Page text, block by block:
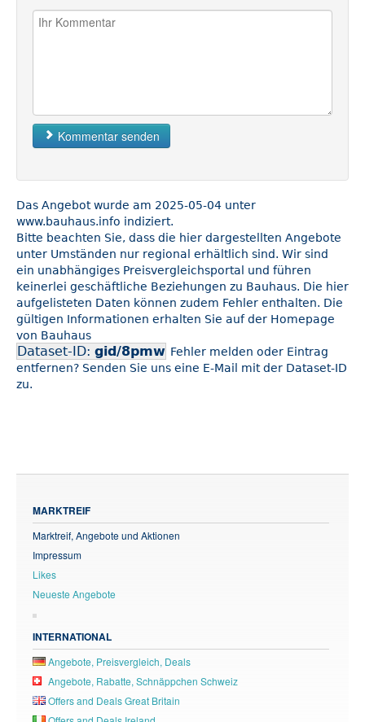
Kommentar senden
Das Angebot wurde am 2025-05-04 unter
www.bauhaus.info indiziert.
Bitte beachten Sie, dass die hier dargestellten Angebote
unter Umständen nur regional erhältlich sind. Wir sind
ein unabhängiges Preisvergleichsportal und führen
keinerlei geschäftliche Beziehungen zu Bauhaus. Die hier
aufgelisteten Daten können zudem Fehler enthalten. Die
gültigen Informationen erhalten Sie auf der Homepage
von Bauhaus
Dataset-ID: gid/8pmw Fehler melden oder Eintrag
entfernen? Senden Sie uns eine E-Mail mit der Dataset-ID
zu.
MARKTREIF
Marktreif, Angebote und Aktionen
Impressum
Likes
Neueste Angebote
INTERNATIONAL
Angebote, Preisvergleich, Deals
Angebote, Rabatte, Schnäppchen Schweiz
Offers and Deals Great Britain